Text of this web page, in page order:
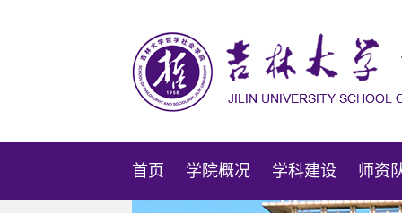
首页 学院概况 学科建设 师资